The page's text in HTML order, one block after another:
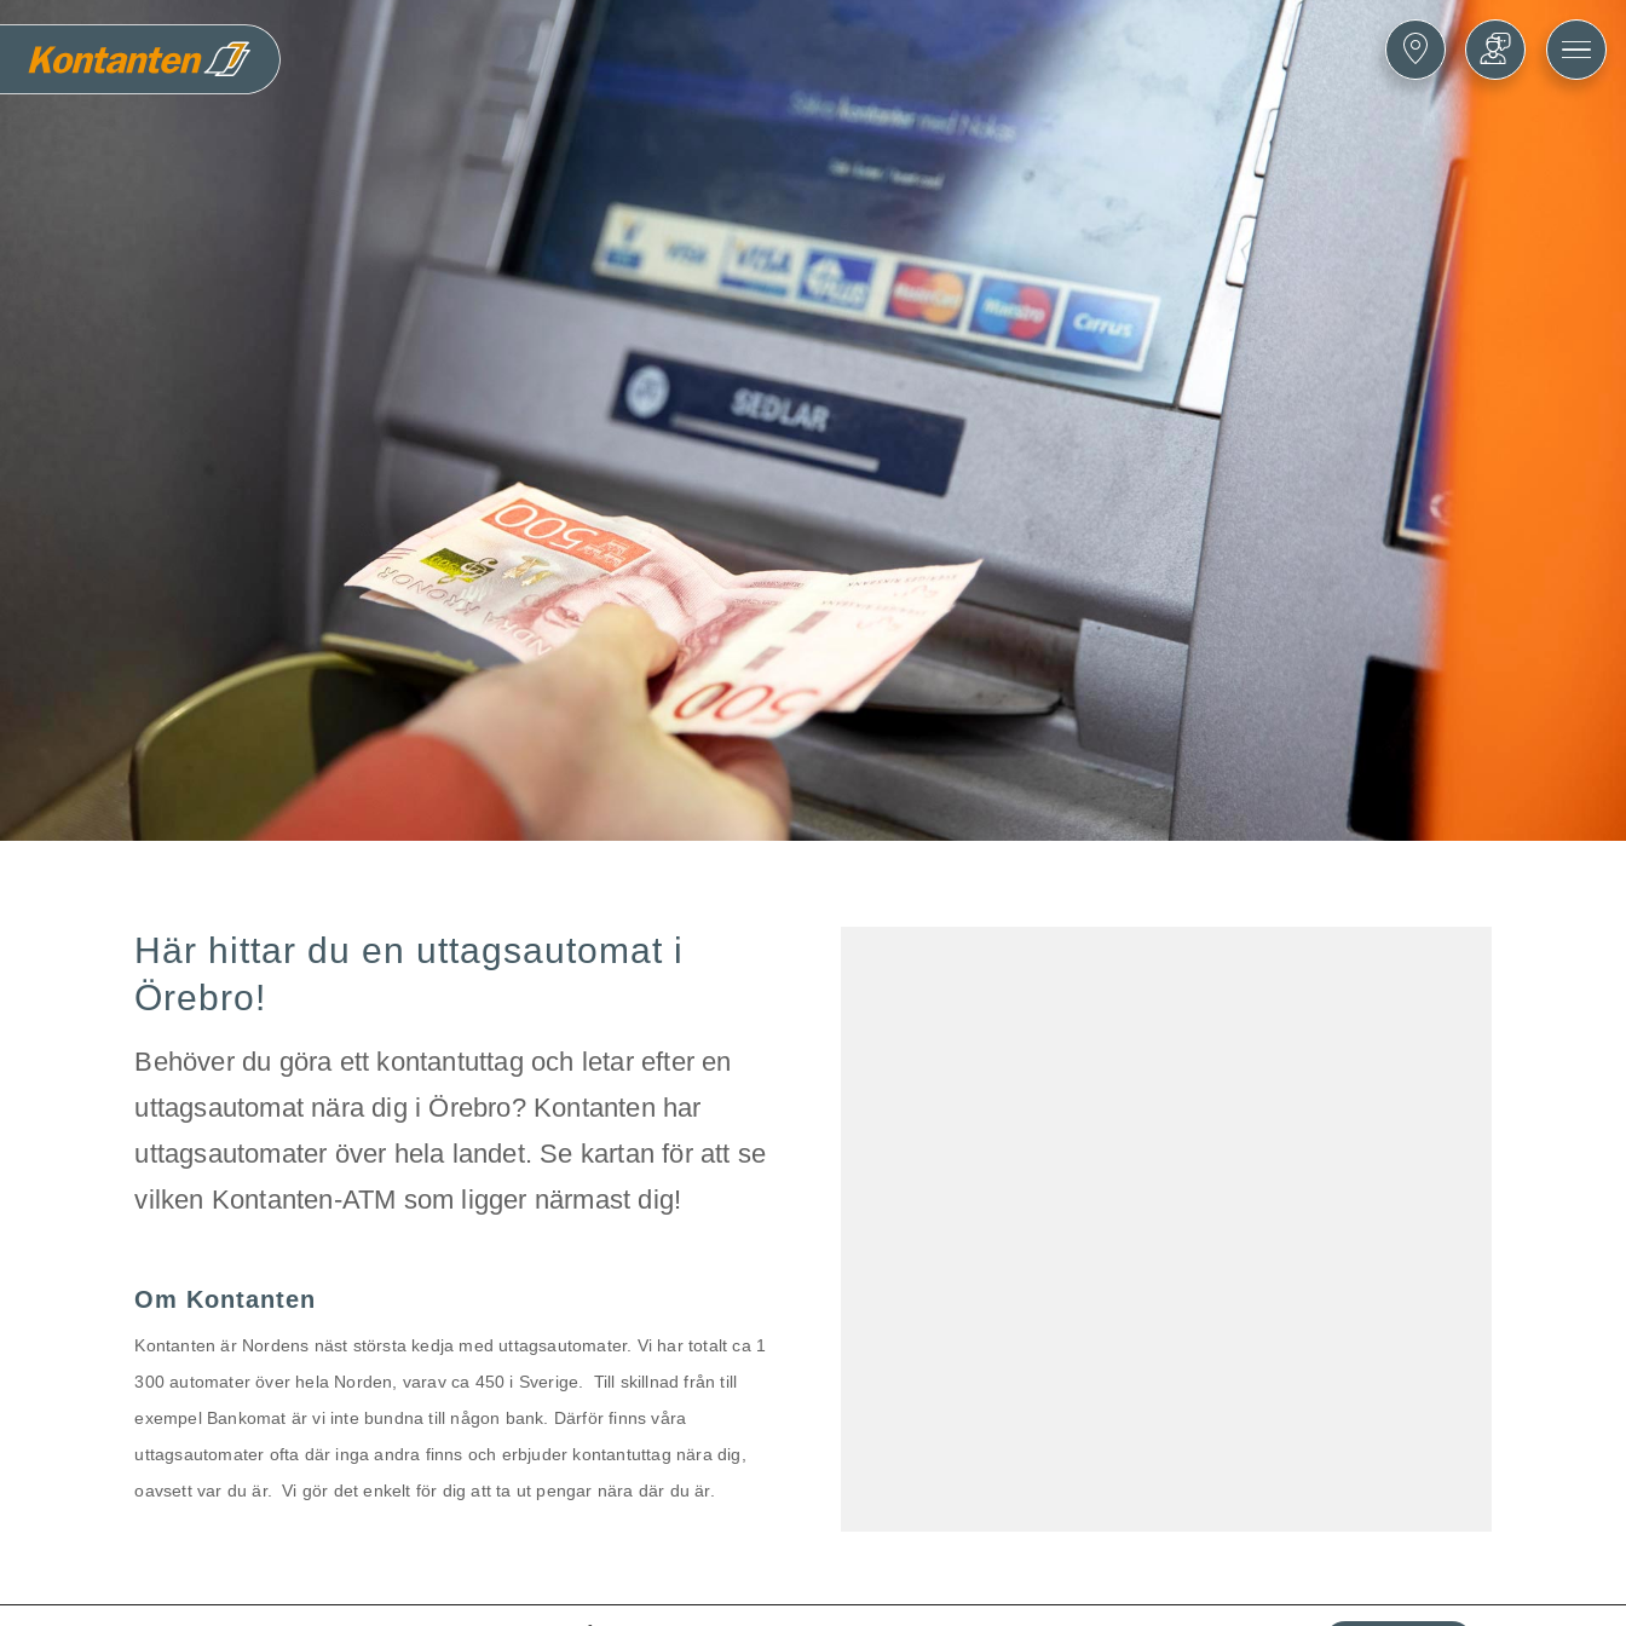
Här hittar du en uttagsautomat i
Örebro!
Behöver du göra ett kontantuttag och letar efter en
uttagsautomat nära dig i Örebro? Kontanten har
uttagsautomater över hela landet. Se kartan för att se
vilken Kontanten-ATM som ligger närmast dig!
Om Kontanten
Kontanten är Nordens näst största kedja med uttagsautomater. Vi har totalt ca 1
300 automater över hela Norden, varav ca 450 i Sverige. Till skillnad från till
exempel Bankomat är vi inte bundna till någon bank. Därför finns våra
uttagsautomater ofta där inga andra finns och erbjuder kontantuttag nära dig,
oavsett var du är. Vi gör det enkelt för dig att ta ut pengar nära där du är.